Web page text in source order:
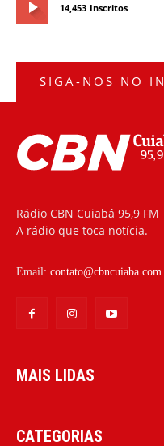
14,453 Inscritos
SIGA-NOS NO
Rádio CBN Cuiabá 95,9 FM
A rádio que toca notícia.
Email:
MAIS LIDAS
CATEGORIAS